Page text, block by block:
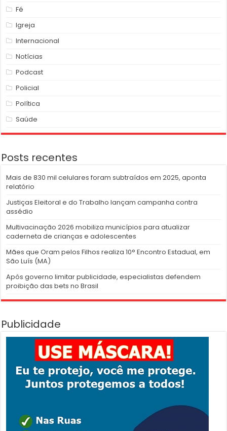
Fé
Igreja
Internacional
Notícias
Podcast
Policial
Política
Saúde
Posts recentes
Mais de 830 mil celulares foram subtraídos em 2025, aponta
relatório
Justiças Eleitoral e do Trabalho lançam campanha contra
assédio
Multivacinação 2026 mobiliza municípios para atualizar
caderneta de crianças e adolescentes
Mães que Oram pelos Filhos realiza 10° Encontro Estadual, em
São Luís (MA)
Após governo limitar publicidade, especialistas defendem
proibição das bets no Brasil
Publicidade